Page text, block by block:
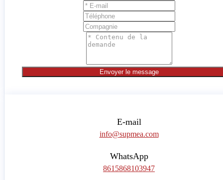
Envoyer le message
E-mail
info@supmea.com
WhatsApp
8615868103947